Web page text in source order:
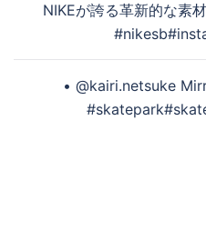
NIKEが誇る革新的な素材
• @kairi.netsuke